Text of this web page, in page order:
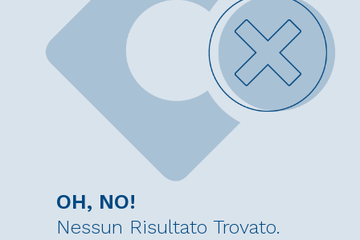
OH, NO!
Nessun Risultato Trovato.